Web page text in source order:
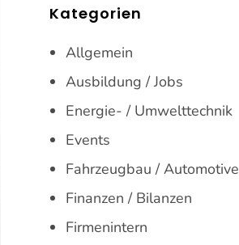
Kategorien
Allgemein
Ausbildung / Jobs
Energie- / Umwelttechnik
Events
Fahrzeugbau / Automotive
Finanzen / Bilanzen
Firmenintern